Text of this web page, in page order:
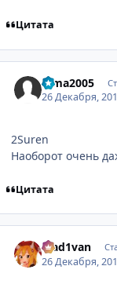
Цитата
dima2005
26 Декабря,
2Suren
Наоборот очень
Цитата
Mad1van
26 Декабря,